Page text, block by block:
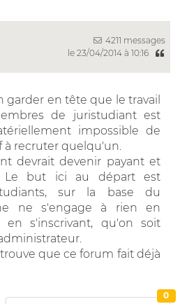
4211 messages
le 23/04/2014 à 10:16
garder en tête que le travail
de juristudiant est
impossible de
à recruter quelqu'un.
devrait devenir payant et
Le but ici au départ est
sur la base du
ne s'engage à rien en
s'inscrivant, qu'on soit
que ce forum fait déjà
0